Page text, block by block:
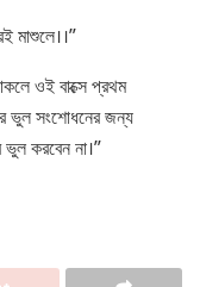
মাশুলে।।”
ওই বাক্সে প্রথম
ভুল সংশোধনের জন্য
ভুল করবেন না।”